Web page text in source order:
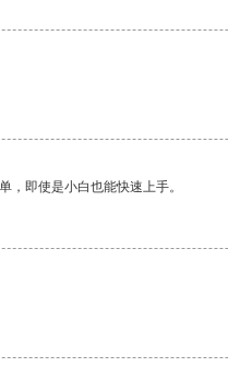
即使是小白也能快速上手。